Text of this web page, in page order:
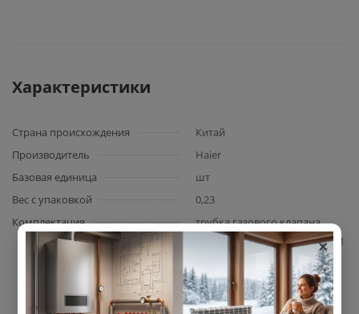
Характеристики
Страна происхождения
Китай
Производитель
Haier
Базовая единица
шт
Вес с упаковкой
0,23
Комплектация
трубка газового клапана
Haier (артикул 0040110278) – 1
×